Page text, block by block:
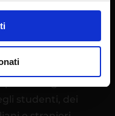
immerso nel
con 270
studenti, dei